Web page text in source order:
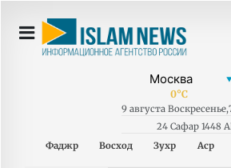
0°C
9 августа Воскресенье,
24 Сафар 1448
Фаджр
Восход Зухр Аср